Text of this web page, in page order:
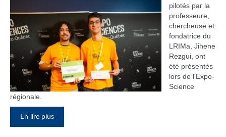
pilotés par la
professeure,
chercheuse et
fondatrice du
LRIMa, Jihene
Rezgui, ont
été présentés
lors de l'Expo-
Science
régionale.
En lire plus